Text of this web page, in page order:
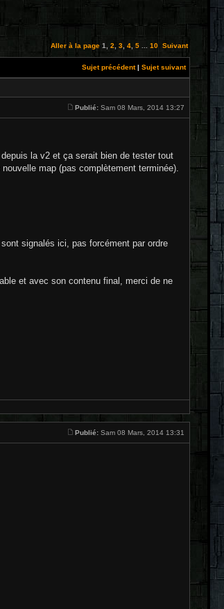
Aller à la page 1 2 3 4 5 10 Suivant
Sujet précédent| Sujet suivant
Publié: Sam 08 Mars, 2014 13:27
la v2 et ça serait bien de tester tout
map (pas complètement terminée).
signalés ici, pas forcément par ordre
et avec son contenu final, merci de ne
Publié: Sam 08 Mars, 2014 13:31